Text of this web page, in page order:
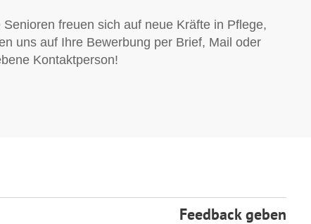
freuen sich auf neue Kräfte in Pflege,
uns auf Ihre Bewerbung per Brief, Mail oder
Kontaktperson!
Feedback geben